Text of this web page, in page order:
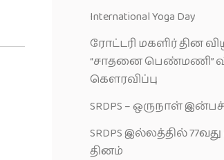
International Yoga Day
ரோட்டரி மகளிர் தின
“சாதனை பெண்மணி”
கெளரவிப்பு
SRDPS – ஒருநாள்
SRDPS இல்லத்தில் 77வது
தினம்